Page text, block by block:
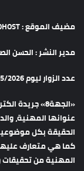
مضيف الموقع : NINDOHOST
مدير النشر : الحسن
عدد الزوار ليوم 10/05/2026 : 47984
«الجهة8»
عنوانها المهنية،
الحقيقة بكل
كما هي متعارف
المهنية من تحقيقات